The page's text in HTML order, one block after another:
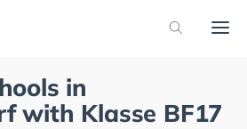
in
with Klasse BF17